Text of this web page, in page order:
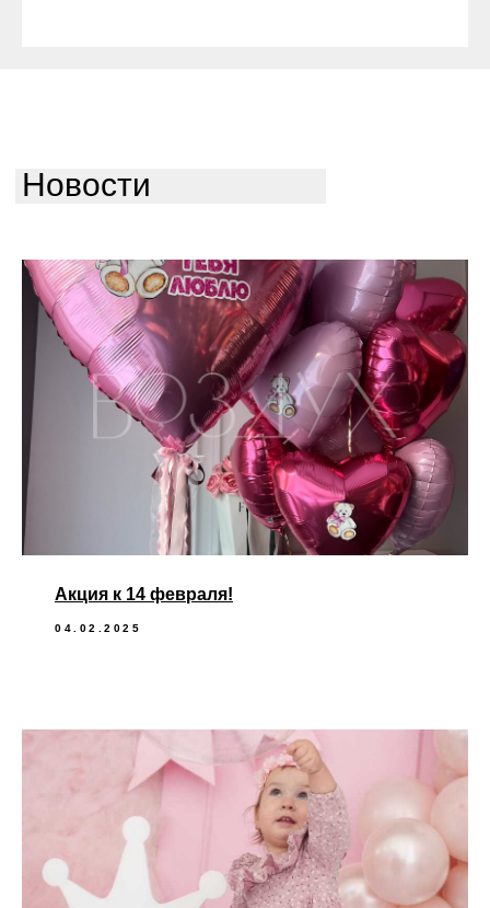
Новости
Акция к 14 февраля!
04.02.2025